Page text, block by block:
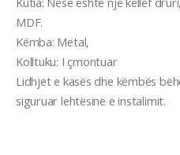
MDF.
Këmba: Metal,
Kolltuku: I çmontuar
Lidhjet e kasës dhe këmbës
siguruar lehtësinë e instalimit.